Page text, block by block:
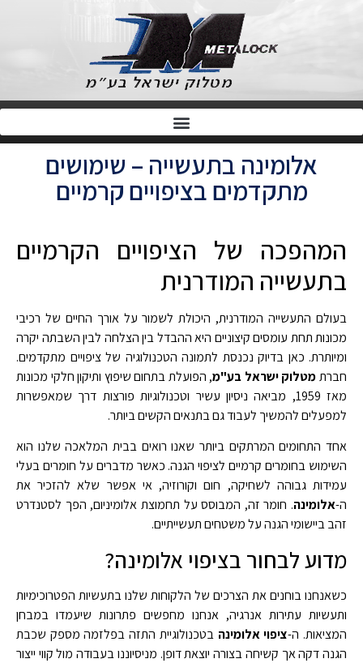
אלומינה בתעשייה – שימושים
מתקדמים בציפויים קרמיים
המהפכה של הציפויים הקרמיים
בתעשייה המודרנית
בעולם התעשייה המודרנית, היכולת לשמור על אורך החיים של רכיבי
מכונות תחת עומסים קיצוניים היא ההבדל בין הצלחה לבין השבתה יקרה
ומיותרת. כאן בדיוק נכנסת לתמונה הטכנולוגיה של ציפויים מתקדמים.
חברתמטלוק ישראל בע"מ, הפועלת בתחום שיפוץ ותיקון חלקי מכונות
מאז 1959, מביאה ניסיון עשיר וטכנולוגיות פורצות דרך שמאפשרות
למפעלים להמשיך לעבוד גם בתנאים הקשים ביותר.
אחד התחומים המרתקים ביותר שאנו רואים בבית המלאכה שלנו הוא
השימוש בחומרים קרמיים לציפוי הגנה. כאשר מדברים על חומרים בעלי
עמידות גבוהה לשחיקה, חום וקורוזיה, אי אפשר שלא להזכיר את
ה-אלומינה. חומר זה, המבוסס על תחמוצת אלומיניום, הפך לסטנדרט
זהב ביישומי הגנה על משטחים תעשייתיים.
מדוע לבחור בציפוי אלומינה?
כשאנחנו בוחנים את הצרכים של הלקוחות שלנו בתעשיות הפטרוכימיות
ותעשיות עתירות אנרגיה, אנחנו מחפשים פתרונות שיעמדו במבחן
המציאות. ה-ציפוי אלומינה בטכנולוגיית התזה בפלזמה מספק שכבת
הגנה דקה אך קשיחה בצורה יוצאת דופן. מניסיוננו בעבודה מול קווי ייצור